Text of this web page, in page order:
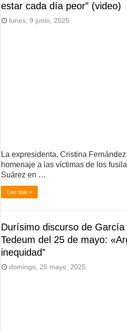
estar cada día peor” (video)
lunes, 9 junio, 2025
La expresidenta, Cristina
homenaje a las víctimas de los
Suárez en …
Leer más »
Durísimo discurso de
Tedeum del 25 de mayo:
inequidad”
domingo, 25 mayo, 2025